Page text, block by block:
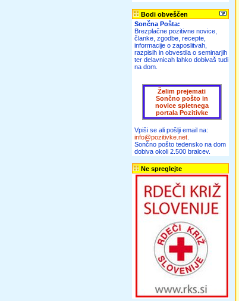
Bodi obveščen
Sončna Pošta:
Brezplačne pozitivne novice,
članke, zgodbe, recepte,
informacije o zaposlitvah,
razpisih in obvestila o seminarjih
ter delavnicah lahko dobivaš tudi
na dom.
Želim prejemati
Sončno pošto in
novice spletnega
portala Pozitivke
Vpiši se ali pošlji email na:
info@pozitivke.net
Sončno pošto tedensko na dom
dobiva okoli 2.500 bralcev.
Ne spreglejte